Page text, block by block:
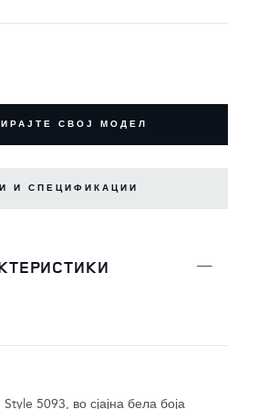
СВОЈ МОДЕЛ
И СПЕЦИФИКАЦИИ
5093, во сјајна бела боја